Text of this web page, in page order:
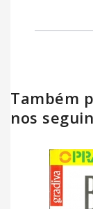
Também
nos